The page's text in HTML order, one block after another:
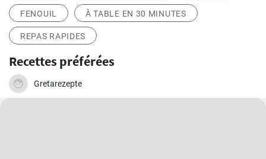
FENOUIL À TABLE EN 30 MINUTES
REPAS RAPIDES
Recettes préférées
Gretarezepte